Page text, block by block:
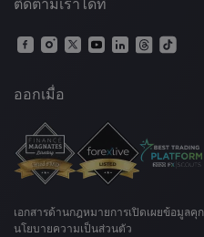
ติดตามเราได้ที่
ออกเมื่อ
เอกสารด้านกฎหมายการเปิดเผยข้อมูลคุ
นโยบายความเป็นส่วนตัว